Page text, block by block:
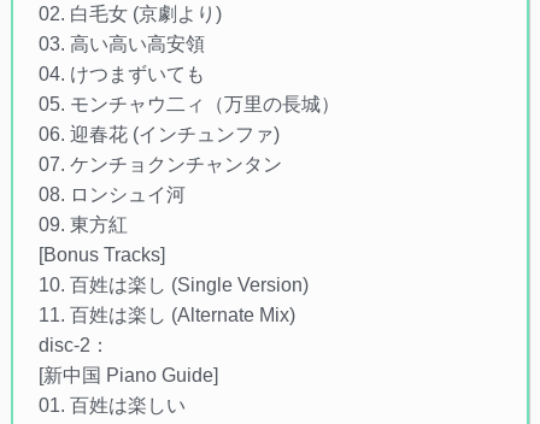
02. 白毛女 (京劇より)
03. 高い高い高安領
04. けつまずいても
05. モンチャウ二ィ（万里の長城）
06. 迎春花 (インチュンファ)
07. ケンチョクンチャンタン
08. ロンシュイ河
09. 東方紅
[Bonus Tracks]
10. 百姓は楽し (Single Version)
11. 百姓は楽し (Alternate Mix)
disc-2：
[新中国 Piano Guide]
01. 百姓は楽しい